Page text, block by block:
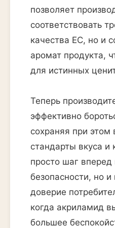
позволяет
соответствовать
качества ЕС, но и
аромат продукта,
для истинных
Теперь
эффективно
сохраняя при этом
стандарты вкуса и
просто шаг вперед
безопасности, но
доверие
когда акриламид
большее